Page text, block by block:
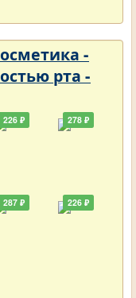
-
рта -
226 ₽
287 ₽
278 ₽
226 ₽